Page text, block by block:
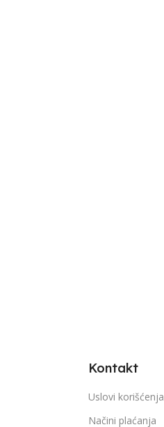
Kontakt
Uslovi korišćenja
Načini plaćanja